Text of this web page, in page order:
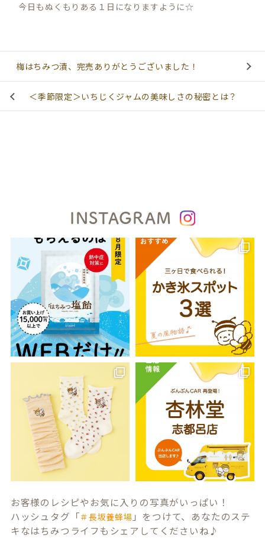
今日もぬくもりある１日になりますように☆
梅はちみつ漬、完売ありがとうございました！
＜季節限定＞いちじくジャムの美味しさの秘密とは？
INSTAGRAM
お客様のレシピやお気に入りの写真がいっぱい！
ハッシュタグ「＃長坂養蜂場 」をつけて、あなたのステ
キなはちみつライフもシェアしてくださいね♪